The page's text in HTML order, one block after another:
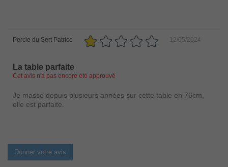
Percie du Sert Patrice 12/05/2024
La table parfaite
Cet avis n'a pas encore été approuvé
Je masse depuis plusieurs années sur cette table en 76cm,
elle est parfaite.
Donner votre avis